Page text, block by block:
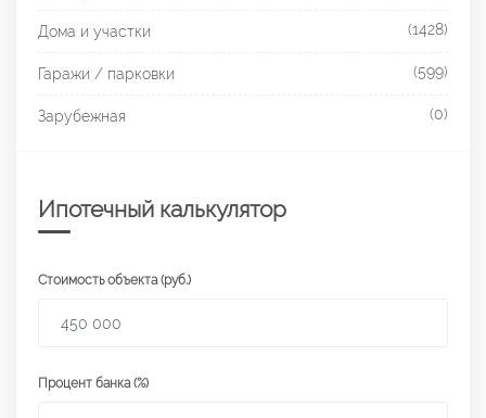
Дома и участки (1428)
Гаражи / парковки (599)
Зарубежная (0)
Ипотечный калькулятор
Стоимость объекта (руб.)
Процент банка (%)